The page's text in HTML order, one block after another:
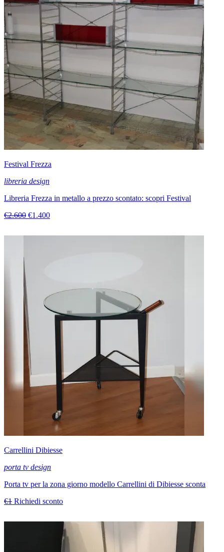
Festival Frezza
libreria design
Libreria Frezza in metallo a prezzo scontato: scopri Festival
€2.600 €1.400
Carrellini Dibiesse
porta tv design
Porta tv per la zona giorno modello Carrellini di Dibiesse sconta
€1 Richiedi sconto